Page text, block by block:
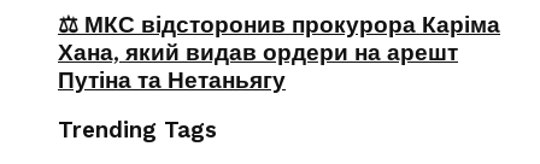
⚖️ МКС відсторонив прокурора Каріма
Хана, який видав ордери на арешт
Путіна та Нетаньягу
Trending Tags